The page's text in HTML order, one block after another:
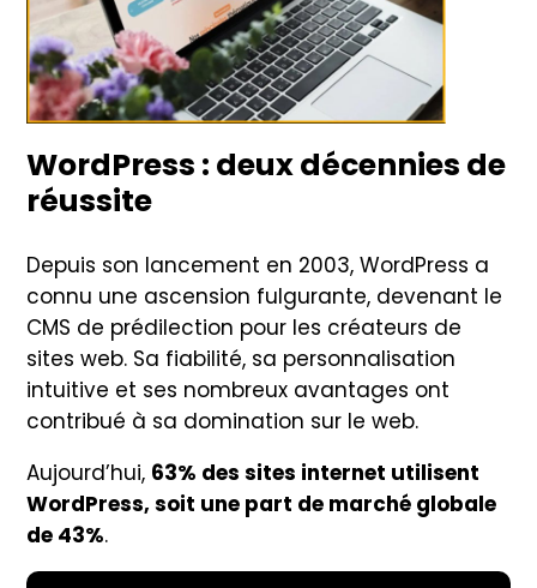
WordPress : deux décennies de
réussite
Depuis son lancement en 2003, WordPress a
connu une ascension fulgurante, devenant le
CMS de prédilection pour les créateurs de
sites web. Sa fiabilité, sa personnalisation
intuitive et ses nombreux avantages ont
contribué à sa domination sur le web.
Aujourd’hui, 63% des sites internet utilisent
WordPress, soit une part de marché globale
de 43%.